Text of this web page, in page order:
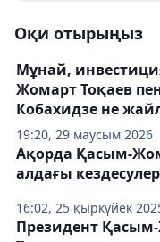
Оқи отырыңыз
19:20, 29 маусым 2026
Мұнай,
Жомарт Тоқаев
Кобахидзе не
16:02, 25 қыркүйек
Ақорда Қасым-
алдағы
Президент